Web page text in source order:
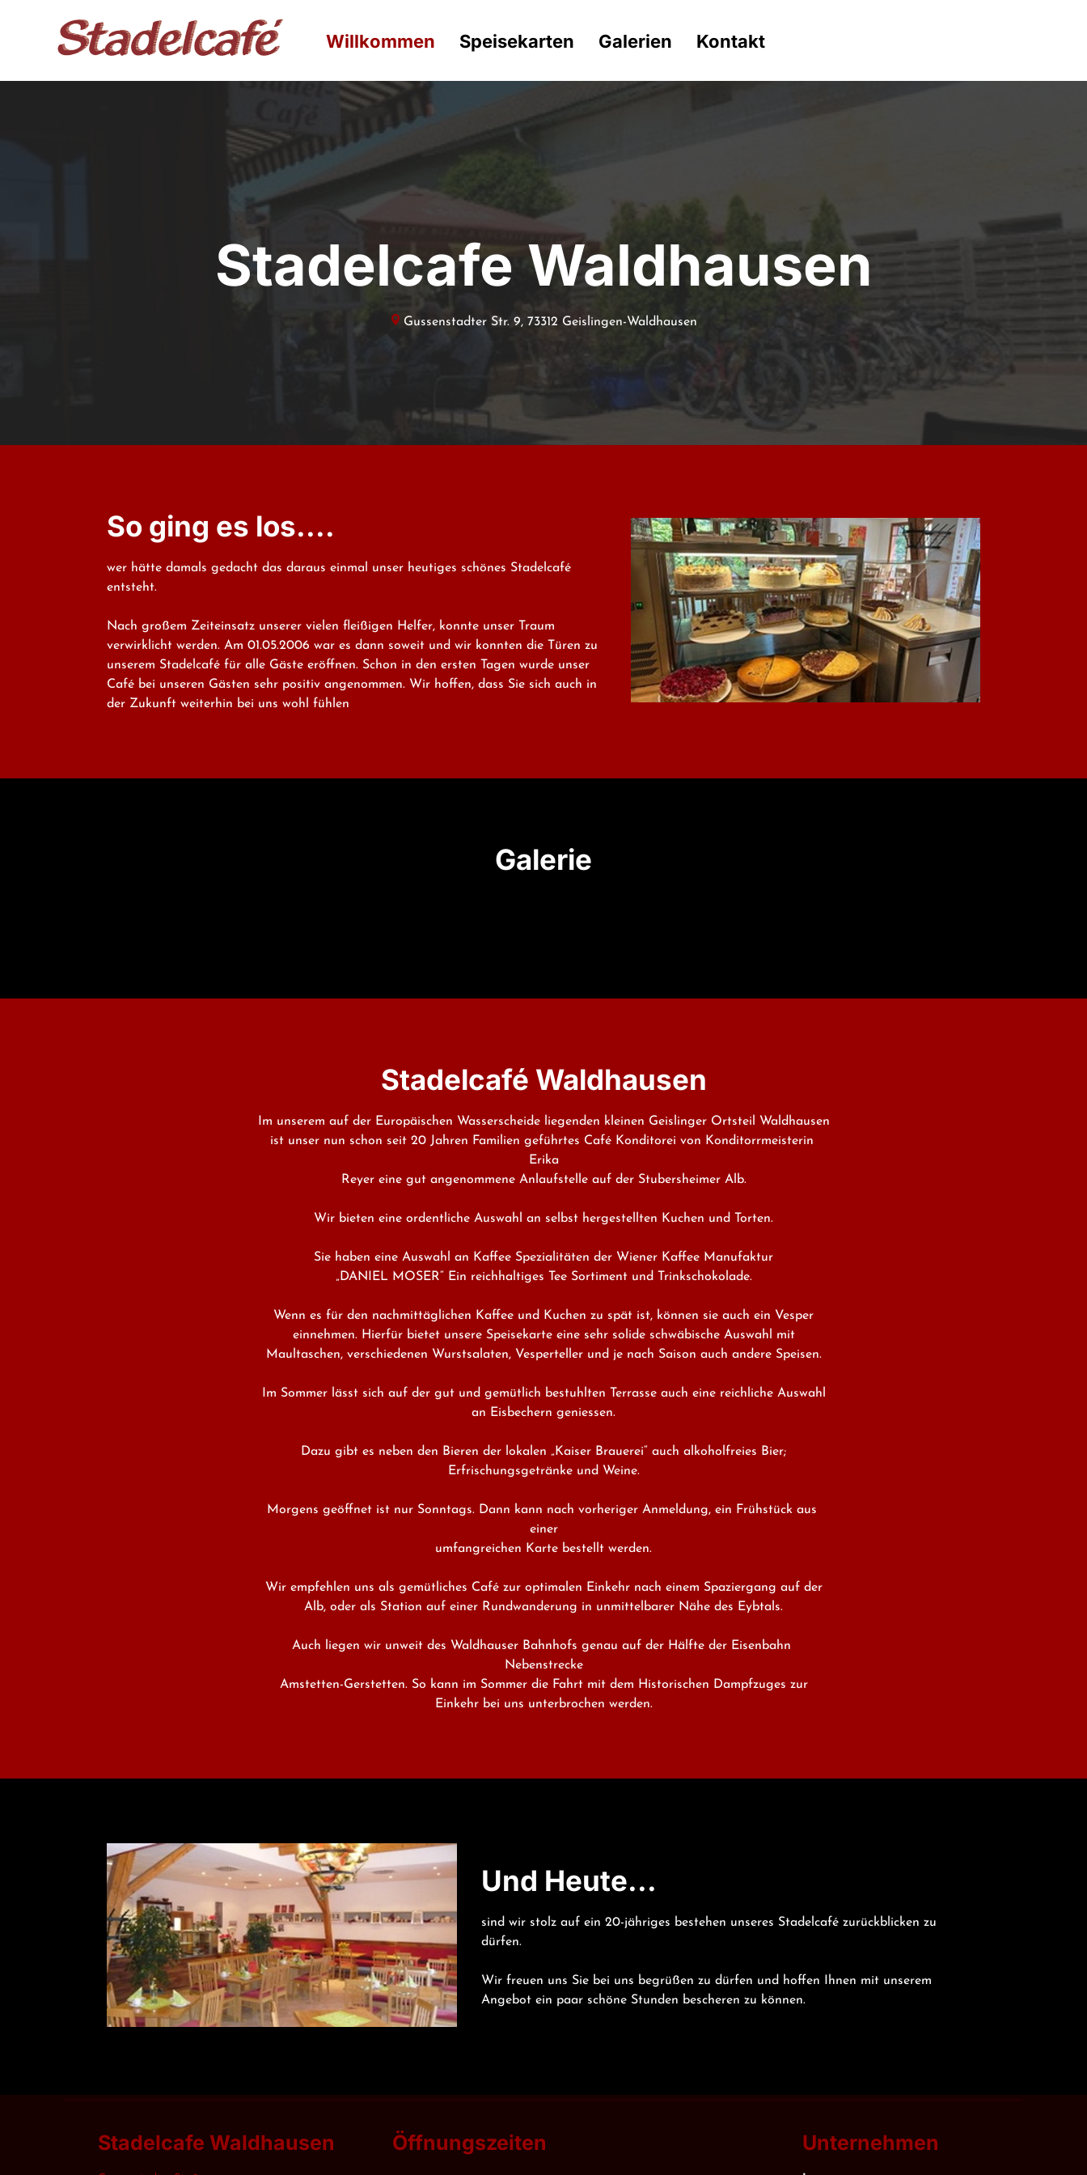
Willkommen Speisekarten Galerien Kontakt
Stadelcafe Waldhausen
Gussenstadter Str. 9, 73312 Geislingen-Waldhausen
So ging es los....
wer hätte damals gedacht das daraus einmal unser heutiges schönes Stadelcafé
entsteht.
Nach großem Zeiteinsatz unserer vielen fleißigen Helfer, konnte unser Traum
verwirklicht werden. Am 01.05.2006 war es dann soweit und wir konnten die Türen zu
unserem Stadelcafé für alle Gäste eröffnen. Schon in den ersten Tagen wurde unser
Café bei unseren Gästen sehr positiv angenommen. Wir hoffen, dass Sie sich auch in
der Zukunft weiterhin bei uns wohl fühlen
Galerie
Stadelcafé Waldhausen
Im unserem auf der Europäischen Wasserscheide liegenden kleinen Geislinger Ortsteil Waldhausen
ist unser nun schon seit 20 Jahren Familien geführtes Café Konditorei von Konditorrmeisterin
Erika
Reyer eine gut angenommene Anlaufstelle auf der Stubersheimer Alb.
Wir bieten eine ordentliche Auswahl an selbst hergestellten Kuchen und Torten.
Sie haben eine Auswahl an Kaffee Spezialitäten der Wiener Kaffee Manufaktur
„DANIEL MOSER“ Ein reichhaltiges Tee Sortiment und Trinkschokolade.
Wenn es für den nachmittäglichen Kaffee und Kuchen zu spät ist, können sie auch ein Vesper
einnehmen. Hierfür bietet unsere Speisekarte eine sehr solide schwäbische Auswahl mit
Maultaschen, verschiedenen Wurstsalaten, Vesperteller und je nach Saison auch andere Speisen.
Im Sommer lässt sich auf der gut und gemütlich bestuhlten Terrasse auch eine reichliche Auswahl
an Eisbechern geniessen.
Dazu gibt es neben den Bieren der lokalen „Kaiser Brauerei“ auch alkoholfreies Bier;
Erfrischungsgetränke und Weine.
Morgens geöffnet ist nur Sonntags. Dann kann nach vorheriger Anmeldung, ein Frühstück aus
einer
umfangreichen Karte bestellt werden.
Wir empfehlen uns als gemütliches Café zur optimalen Einkehr nach einem Spaziergang auf der
Alb, oder als Station auf einer Rundwanderung in unmittelbarer Nähe des Eybtals.
Auch liegen wir unweit des Waldhauser Bahnhofs genau auf der Hälfte der Eisenbahn
Nebenstrecke
Amstetten-Gerstetten. So kann im Sommer die Fahrt mit dem Historischen Dampfzuges zur
Einkehr bei uns unterbrochen werden.
Und Heute...
sind wir stolz auf ein 20-jähriges bestehen unseres Stadelcafé zurückblicken zu
dürfen.
Wir freuen uns Sie bei uns begrüßen zu dürfen und hoffen Ihnen mit unserem
Angebot ein paar schöne Stunden bescheren zu können.
Stadelcafe Waldhausen Öffnungszeiten Unternehmen